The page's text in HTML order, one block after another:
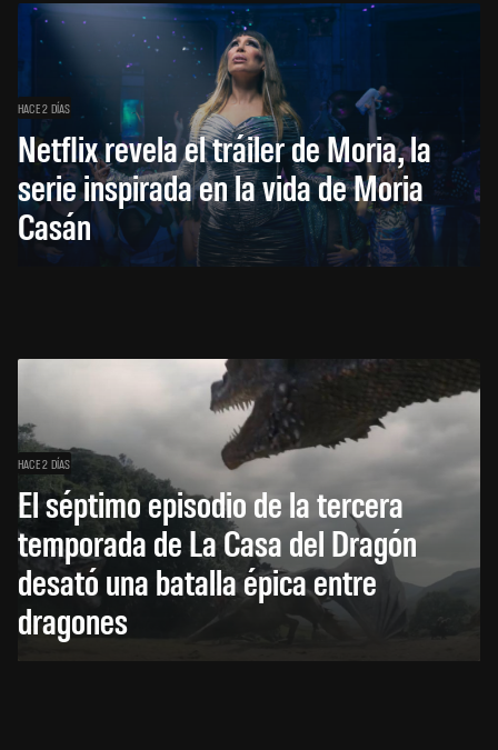
HACE 2 DÍAS
Netflix revela el tráiler de Moria, la
serie inspirada en la vida de Moria
Casán
HACE 2 DÍAS
El séptimo episodio de la tercera
temporada de La Casa del Dragón
desató una batalla épica entre
dragones